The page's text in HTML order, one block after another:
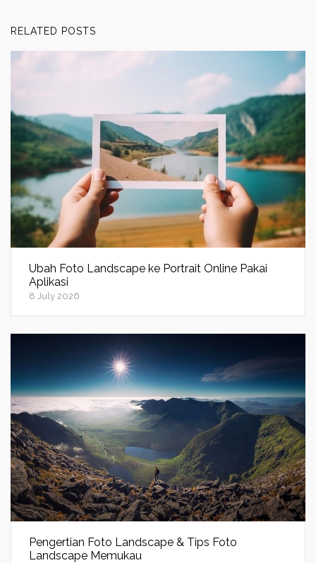
RELATED POSTS
Ubah Foto Landscape ke Portrait Online Pakai
Aplikasi
8 July 2026
Pengertian Foto Landscape & Tips Foto
Landscape Memukau